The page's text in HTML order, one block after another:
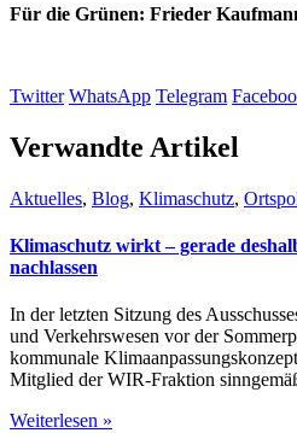
Für die Grünen: Frieder
Twitter WhatsApp Telegram
Verwandte Artikel
Aktuelles, Blog, Klimaschutz,
Klimaschutz wirkt – gerade
nachlassen
In der letzten Sitzung des
und Verkehrswesen vor der
kommunale
Mitglied der WIR-Fraktion
Weiterlesen »